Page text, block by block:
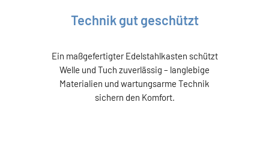
Technik gut geschützt
Ein maßgefertigter Edelstahlkasten schützt
Welle und Tuch zuverlässig – langlebige
Materialien und wartungsarme Technik
sichern den Komfort.